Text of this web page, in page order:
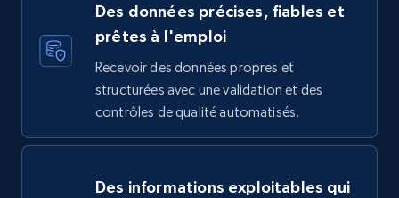
Des données précises, fiables et
prêtes à l'emploi
Recevoir des données propres et
structurées avec une validation et des
contrôles de qualité automatisés.
Des informations exploitables qui